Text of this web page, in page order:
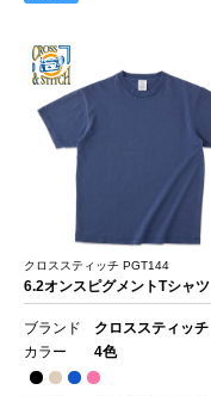
クロススティッチ PGT144
6.2オンスピグメントTシャツ
ブランド
クロススティッチ
カラー
4色